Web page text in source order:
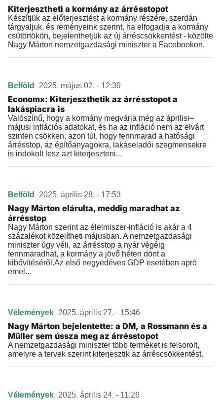
Kiterjesztheti a kormány az árrésstopot
Készítjük az előterjesztést a kormány részére, szerdán
tárgyaljuk, és reményeink szerint, ha elfogadja a kormány
csütörtökön, bejelenthetjük az új árréscsökkentést - közölte
Nagy Márton nemzetgazdasági miniszter a Facebookon.
Belföld 2025. május 02. - 12:39
Economx: Kiterjeszthetik az árrésstopot a
lakáspiacra is
Valószínű, hogy a kormány megvárja még az áprilisi–
májusi inflációs adatokat, és ha az infláció nem az elvárt
szinten csökken, azon túl, hogy fennmarad a hatósági
árrésstop, az építőanyagokra, lakáseladói szegmensekre
is indokolt lesz azt kiterjeszteni...
Belföld 2025. április 28. - 17:53
Nagy Márton elárulta, meddig maradhat az
árrésstop
Nagy Márton szerint az élelmiszer-infláció is akár a 4
százalékot közelítheti májusban. A nemzetgazdasági
miniszter úgy véli, az árrésstop a nyár végéig
fennmaradhat, a kormány a jövő héten dönt a
kibővítéséről.Az első negyedéves GDP esetében apró
emel...
Vélemények 2025. április 27. - 15:46
Nagy Márton bejelentette: a DM, a Rossmann és a
Müller sem ússza meg az árrésstopot
A nemzetgazdasági miniszter több terméket is felsorolt,
amelyre a tervek szerint kiterjesztik az árréscsökkentést.
Vélemények 2025. április 24. - 11:26